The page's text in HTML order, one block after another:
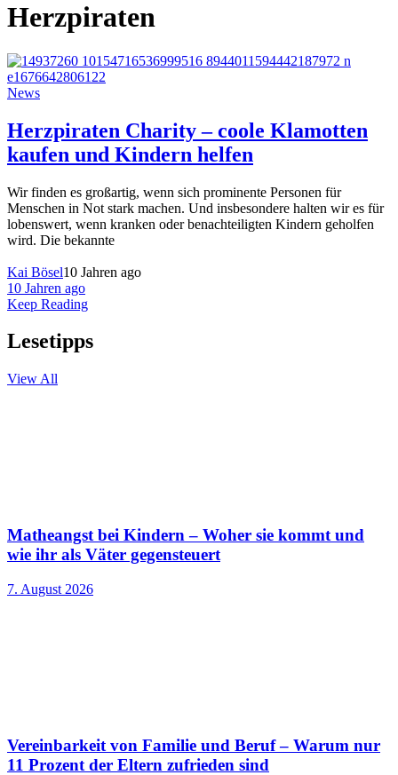
Herzpiraten
News
Herzpiraten Charity – coole Klamotten
kaufen und Kindern helfen
Wir finden es großartig, wenn sich prominente Personen für
Menschen in Not stark machen. Und insbesondere halten wir es für
lobenswert, wenn kranken oder benachteiligten Kindern geholfen
wird. Die bekannte
Kai Bösel10 Jahren ago
10 Jahren ago
Keep Reading
Lesetipps
View All
Matheangst bei Kindern – Woher sie kommt und
wie ihr als Väter gegensteuert
7. August 2026
Vereinbarkeit von Familie und Beruf – Warum nur
11 Prozent der Eltern zufrieden sind